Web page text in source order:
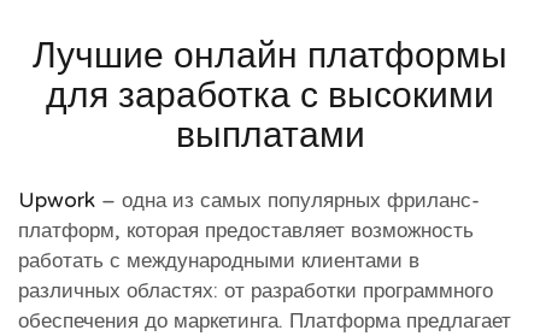
Лучшие онлайн платформы
для заработка с высокими
выплатами
Upwork – одна из самых популярных фриланс-
платформ, которая предоставляет возможность
работать с международными клиентами в
различных областях: от разработки программного
обеспечения до маркетинга. Платформа предлагает